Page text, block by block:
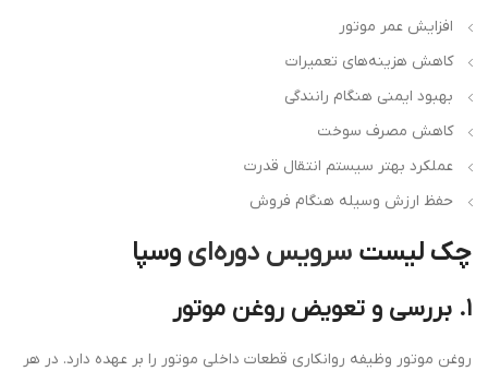
افزایش عمر موتور
کاهش هزینه‌های تعمیرات
بهبود ایمنی هنگام رانندگی
کاهش مصرف سوخت
عملکرد بهتر سیستم انتقال قدرت
حفظ ارزش وسیله هنگام فروش
چک لیست سرویس دوره‌ای وسپا
۱. بررسی و تعویض روغن موتور
روغن موتور وظیفه روانکاری قطعات داخلی موتور را بر عهده دارد. در هر